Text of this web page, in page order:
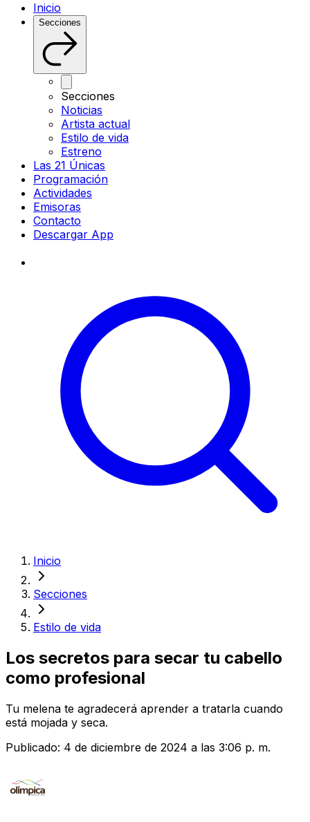
Inicio
Secciones
Secciones
Noticias
Artista actual
Estilo de vida
Estreno
Las 21 Únicas
Programación
Actividades
Emisoras
Contacto
Descargar App
Inicio
Secciones
Estilo de vida
Los secretos para secar tu cabello
como profesional
Tu melena te agradecerá aprender a tratarla cuando
está mojada y seca.
Publicado: 4 de diciembre de 2024 a las 3:06 p. m.